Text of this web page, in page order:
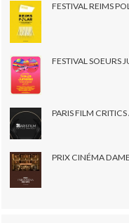
FESTIVAL REIMS
FESTIVAL SOEURS
PARIS FILM
PRIX CINÉMA